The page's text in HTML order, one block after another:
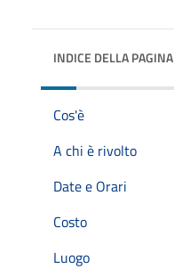
INDICE DELLA PAGINA
Cos'è
A chi è rivolto
Date e Orari
Costo
Luogo